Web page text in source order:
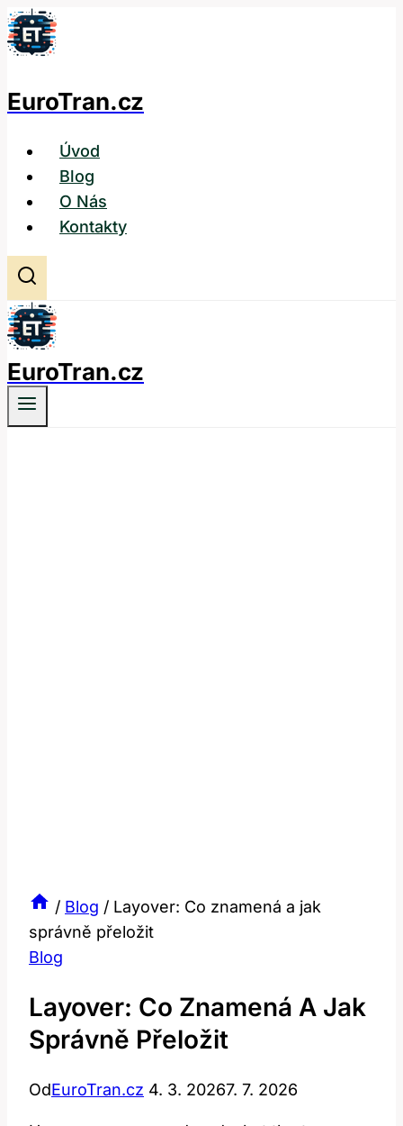
Přeskočit
na
EuroTran.cz
Úvod
Blog
O Nás
Kontakty
EuroTran.cz
/ Blog / Layover: Co znamená a jak
správně přeložit
Blog
Layover: Co Znamená A Jak
Správně Přeložit
OdEuroTran.cz 4. 3. 20267. 7. 2026